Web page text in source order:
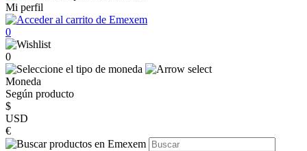
Mi perfil
0
0
Moneda
Según producto
$
USD
€